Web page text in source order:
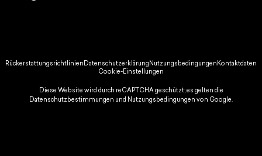
RückerstattungsrichtlinienDatenschutzerklärungNutzungsbedingungenKontaktdaten
Cookie-Einstellungen
Diese Website wird durch reCAPTCHA geschützt; es gelten die
Datenschutzbestimmungen und Nutzungsbedingungen von Google.